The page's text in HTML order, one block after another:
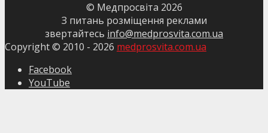
© Медпросвіта 2026
З питань розміщення реклами
звертайтесь info@medprosvita.com.ua
Copyright © 2010 - 2026 medprosvita.com.ua
Facebook
YouTube